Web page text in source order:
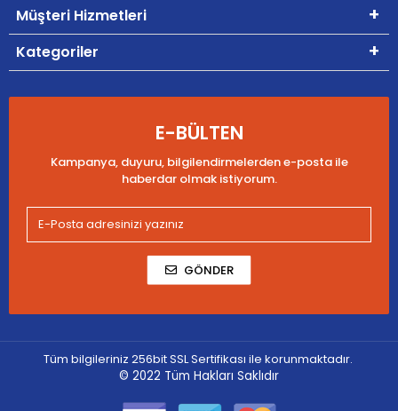
Müşteri Hizmetleri
Kategoriler
E-BÜLTEN
Kampanya, duyuru, bilgilendirmelerden e-posta ile
haberdar olmak istiyorum.
GÖNDER
Tüm bilgileriniz 256bit SSL Sertifikası ile korunmaktadır.
© 2022 Tüm Hakları Saklıdır